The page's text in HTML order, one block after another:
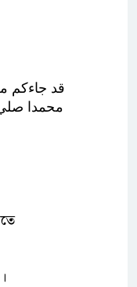
ﻗﺪ ﺟﺎﺀﻛﻢ
ﻣﺤﻤﺪﺍ ﺻﻠﻲ